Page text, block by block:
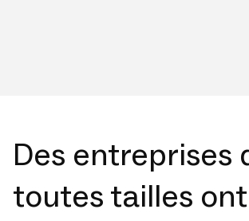
Des entreprises
toutes tailles ont